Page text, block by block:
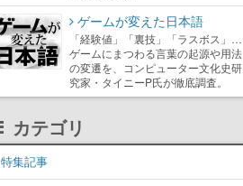
ゲームが変えた日本語
「経験値」「裏技」「ラスボス」…
ゲームにまつわる言葉の起源や用法
の変遷を、コンピューター文化史研
究家・タイニーP氏が徹底調査。
カテゴリ
特集記事